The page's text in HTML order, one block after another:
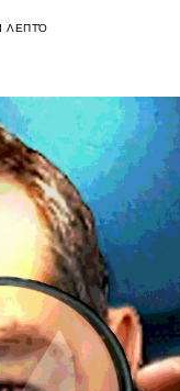
ΛΕΠΤΌ